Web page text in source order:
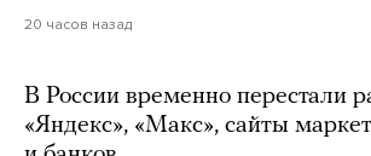
20 часов назад
В России временно перестали
«Яндекс», «Макс», сайты